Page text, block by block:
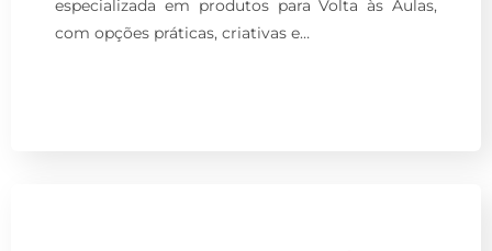
especializada em produtos para Volta às Aulas,
com opções práticas, criativas e…